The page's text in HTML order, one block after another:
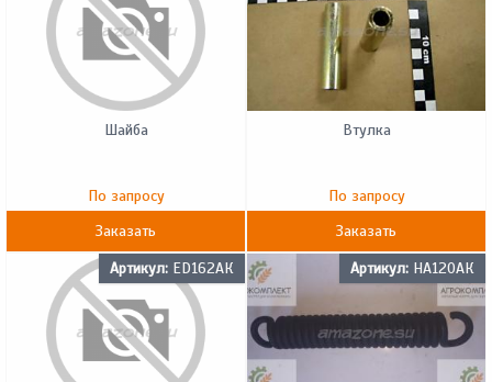
Шайба
По запросу
Заказать
Втулка
По запросу
Заказать
Артикул: ED162АК Артикул: HA120АК